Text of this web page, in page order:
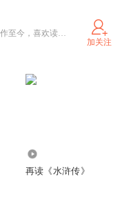
。——纳兰性德《虞美
之仪《卜算子》
晏殊《玉楼春》
1990年大学毕业后一直在一家国企工作至今，喜欢读书，播音，志同道合的朋友可以联系啊，我们共同学习
加关注
再读《水浒传》